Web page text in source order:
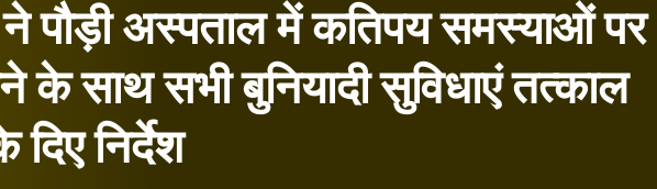
ने पौड़ी अस्पताल में कतिपय समस्याओं पर
के साथ सभी बुनियादी सुविधाएं तत्काल
निर्देश